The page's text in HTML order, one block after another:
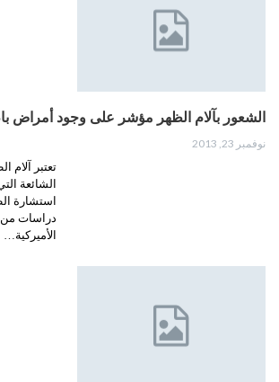
الشعور بآلام الظهر مؤشر على وجود أمراض
نوفمبر 23, 2013
تعتبر آلام
الشائعة
استشارة
دراسات من
الأميركية…